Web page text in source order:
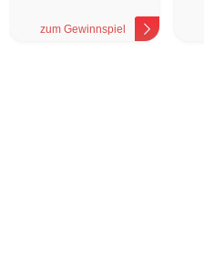
zum Gewinnspiel